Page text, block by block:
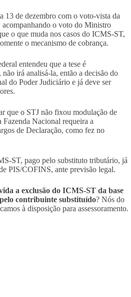
13 de dezembro com o voto-vista da
acompanhando o voto do Ministro
o que muda nos casos do ICMS-ST,
o mecanismo de cobrança.
entendeu que a tese é
irá analisá-la, então a decisão do
do Poder Judiciário e já deve ser
que o STJ não fixou modulação de
Fazenda Nacional requeira a
de Declaração, como fez no
ST, pago pelo substituto tributário, já
PIS/COFINS, ante previsão legal.
a exclusão do ICMS-ST da base
contribuinte substituído? Nós do
à disposição para assessoramento.